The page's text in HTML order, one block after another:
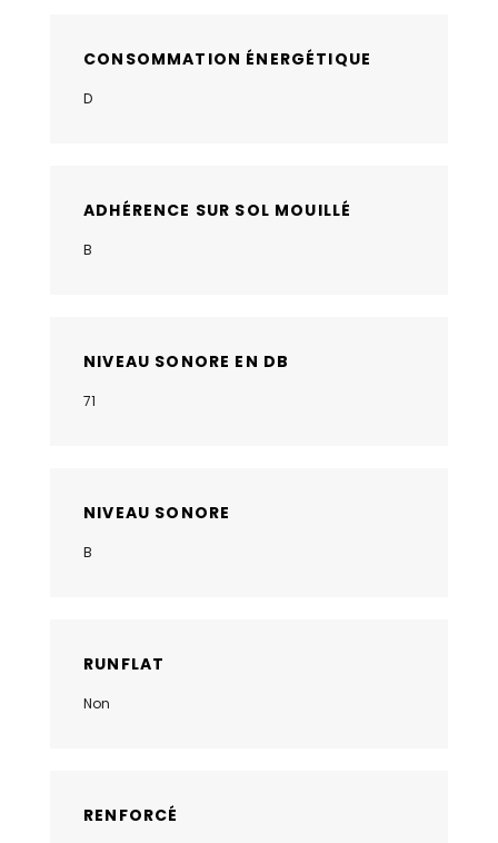
CONSOMMATION ÉNERGÉTIQUE
D
ADHÉRENCE SUR SOL MOUILLÉ
B
NIVEAU SONORE EN DB
71
NIVEAU SONORE
B
RUNFLAT
Non
RENFORCÉ